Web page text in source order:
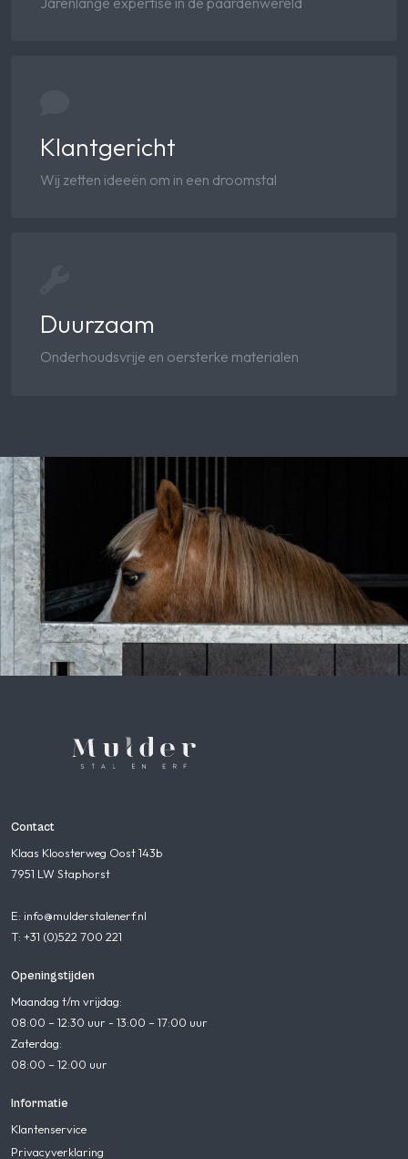
Klantgericht
Wij zetten ideeën om in een droomstal
Duurzaam
Onderhoudsvrije en oersterke materialen
Contact
Klaas Kloosterweg Oost 143b
7951 LW Staphorst
E: info@mulderstalenerf.nl
T: +31 (0)522 700 221
Openingstijden
Maandag t/m vrijdag:
08:00 – 12:30 uur - 13:00 – 17:00 uur
Zaterdag:
08:00 – 12:00 uur
Informatie
Klantenservice
Privacyverklaring